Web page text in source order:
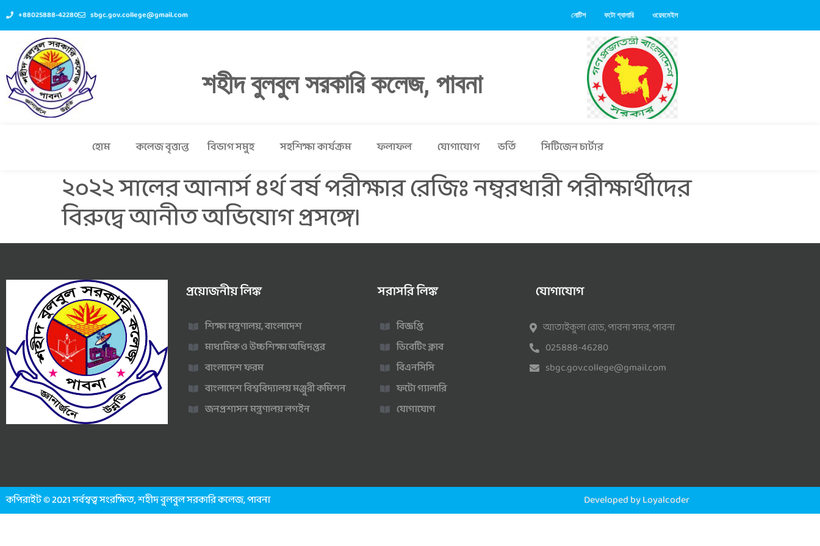
+88025888-42280 sbgc.gov.college@gmail.com নোটিশ ফটো গ্যালারি ওয়েবমেইল
শহীদ বুলবুল সরকারি কলেজ, পাবনা
হোম কলেজ বৃত্তান্ত বিভাগ সমুহ সহশিক্ষা কার্যক্রম ফলাফল যোগাযোগ ভর্তি সিটিজেন চার্টার
২০২২ সালের আনার্স ৪র্থ বর্ষ পরীক্ষার রেজিঃ নম্বরধারী পরীক্ষার্থীদের
বিরুদ্বে আনীত অভিযোগ প্রসঙ্গে।
প্রয়োজনীয় লিঙ্ক
শিক্ষা মন্ত্রণালয়, বাংলাদেশ
মাধ্যমিক ও উচ্চশিক্ষা অধিদপ্তর
বাংলাদেশ ফরম
বাংলাদেশ বিশ্ববিদ্যালয় মঞ্জুরী কমিশন
জনপ্রশাসন মন্ত্রণালয় লগইন
সরাসরি লিঙ্ক
বিজ্ঞপ্তি
ডিবেটিং ক্লাব
বিএনসিসি
ফটো গ্যালারি
যোগাযোগ
যোগাযোগ
আতাইকুলা রোড, পাবনা সদর, পাবনা
025888-46280
sbgc.gov.college@gmail.com
কপিরাইট © 2021 সর্বস্বত্ব সংরক্ষিত, শহীদ বুলবুল সরকারি কলেজ, পাবনা Developed by Loyalcoder